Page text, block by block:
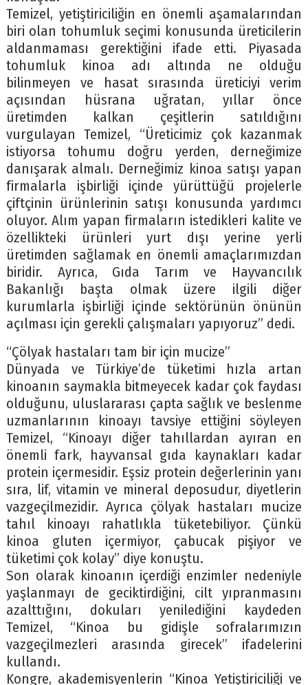
Temizel, yetiştiriciliğin en önemli aşamalarından
biri olan tohumluk seçimi konusunda üreticilerin
aldanmaması gerektiğini ifade etti. Piyasada
tohumluk kinoa adı altında ne olduğu
bilinmeyen ve hasat sırasında üreticiyi verim
açısından hüsrana uğratan, yıllar önce
üretimden kalkan çeşitlerin satıldığını
vurgulayan Temizel, “Üreticimiz çok kazanmak
istiyorsa tohumu doğru yerden, derneğimize
danışarak almalı. Derneğimiz kinoa satışı yapan
firmalarla işbirliği içinde yürüttüğü projelerle
çiftçinin ürünlerinin satışı konusunda yardımcı
oluyor. Alım yapan firmaların istedikleri kalite ve
özellikteki ürünleri yurt dışı yerine yerli
üretimden sağlamak en önemli amaçlarımızdan
biridir. Ayrıca, Gıda Tarım ve Hayvancılık
Bakanlığı başta olmak üzere ilgili diğer
kurumlarla işbirliği içinde sektörünün önünün
açılması için gerekli çalışmaları yapıyoruz” dedi.
“Çölyak hastaları tam bir için mucize’’
Dünyada ve Türkiye’de tüketimi hızla artan
kinoanın saymakla bitmeyecek kadar çok faydası
olduğunu, uluslararası çapta sağlık ve beslenme
uzmanlarının kinoayı tavsiye ettiğini söyleyen
Temizel, “Kinoayı diğer tahıllardan ayıran en
önemli fark, hayvansal gıda kaynakları kadar
protein içermesidir. Eşsiz protein değerlerinin yanı
sıra, lif, vitamin ve mineral deposudur, diyetlerin
vazgeçilmezidir. Ayrıca çölyak hastaları mucize
tahıl kinoayı rahatlıkla tüketebiliyor. Çünkü
kinoa gluten içermiyor, çabucak pişiyor ve
tüketimi çok kolay’’ diye konuştu.
Son olarak kinoanın içerdiği enzimler nedeniyle
yaşlanmayı de geciktirdiğini, cilt yıpranmasını
azalttığını, dokuları yenilediğini kaydeden
Temizel, “Kinoa bu gidişle sofralarımızın
vazgeçilmezleri arasında girecek” ifadelerini
kullandı.
Kongre, akademisyenlerin “Kinoa Yetiştiriciliği ve